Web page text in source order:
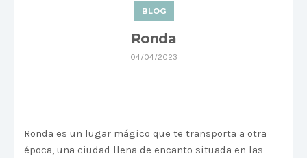
BLOG
Ronda
04/04/2023
Ronda es un lugar mágico que te transporta a otra
época, una ciudad llena de encanto situada en las